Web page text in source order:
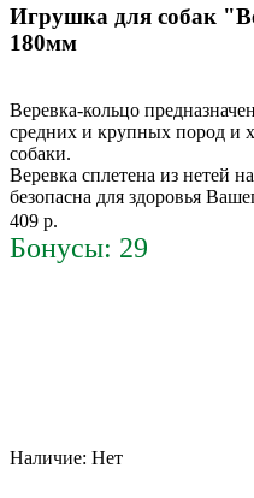
Игрушка для собак
180мм
Веревка-кольцо
средних и крупных пород и
собаки.
Веревка сплетена из нетей
безопасна для здоровья
409 р.
Бонусы: 29
Наличие: Нет